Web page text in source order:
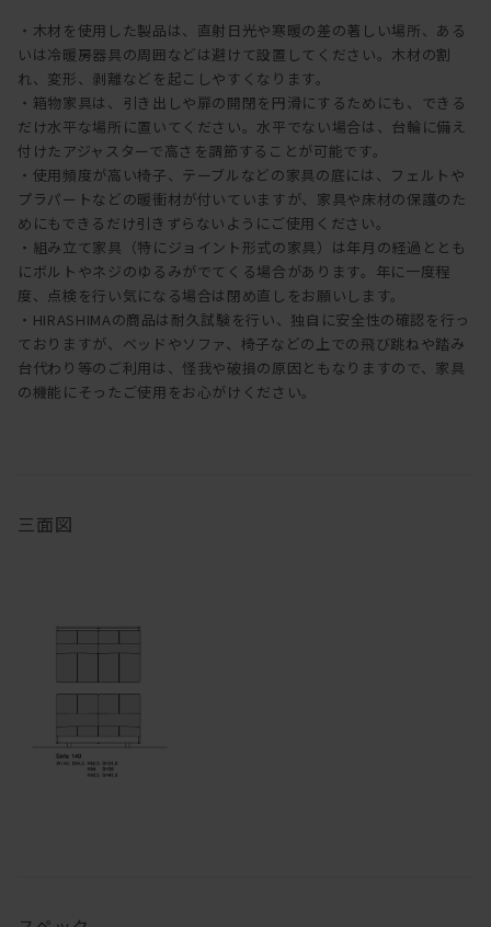
・木材を使用した製品は、直射日光や寒暖の差の著しい場所、ある
いは冷暖房器具の周囲などは避けて設置してください。木材の割
れ、変形、剥離などを起こしやすくなります。
・箱物家具は、引き出しや扉の開閉を円滑にするためにも、できる
だけ水平な場所に置いてください。水平でない場合は、台輪に備え
付けたアジャスターで高さを調節することが可能です。
・使用頻度が高い椅子、テーブルなどの家具の底には、フェルトや
プラパートなどの暖衝材が付いていますが、家具や床材の保護のた
めにもできるだけ引きずらないようにご使用ください。
・組み立て家具（特にジョイント形式の家具）は年月の経過ととも
にボルトやネジのゆるみがでてくる場合があります。年に一度程
度、点検を行い気になる場合は閉め直しをお願いします。
・HIRASHIMAの商品は耐久試験を行い、独自に安全性の確認を行っ
ておりますが、ベッドやソファ、椅子などの上での飛び跳ねや踏み
台代わり等のご利用は、怪我や破損の原因ともなりますので、家具
の機能にそったご使用をお心がけください。
三面図